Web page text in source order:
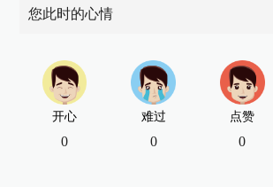
您此时的心情
开心
0
难过
0
点赞
0